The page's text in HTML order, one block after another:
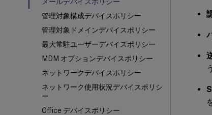
管理対象構成デバイスポリシー
管理対象ドメインデバイスポリシー
最大常駐ユーザーデバイスポリシー
MDM オプションデバイスポリシー
ネットワークデバイスポリシー
ネットワーク使用状況デバイスポリシ
ー
Office デバイスポリシー